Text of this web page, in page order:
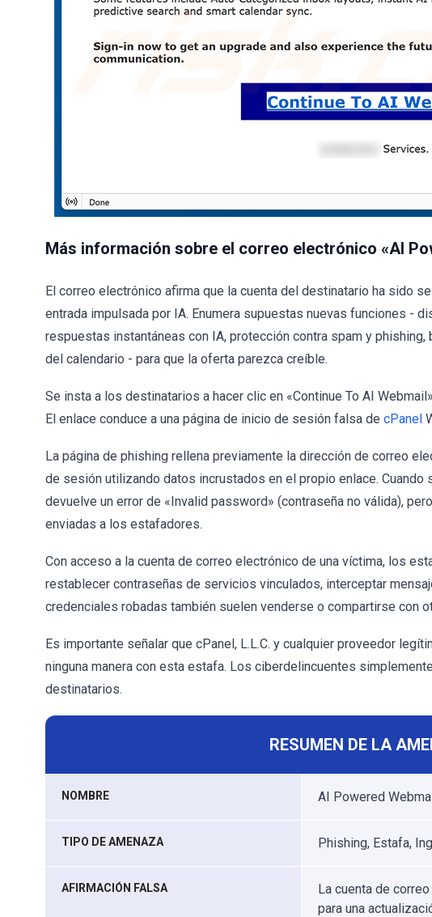
Más información sobre el correo electrónico «AI
El correo electrónico afirma que la cuenta del destinatario ha sido
entrada impulsada por IA. Enumera supuestas nuevas funciones -
respuestas instantáneas con IA, protección contra spam y
del calendario - para que la oferta parezca creíble.
Se insta a los destinatarios a hacer clic en «Continue To AI
El enlace conduce a una página de inicio de sesión falsa de cPanel
La página de phishing rellena previamente la dirección de correo
de sesión utilizando datos incrustados en el propio enlace. Cuando
devuelve un error de «Invalid password» (contraseña no válida),
enviadas a los estafadores.
Con acceso a la cuenta de correo electrónico de una víctima, los
restablecer contraseñas de servicios vinculados, interceptar
credenciales robadas también suelen venderse o compartirse con
Es importante señalar que cPanel, L.L.C. y cualquier proveedor
ninguna manera con esta estafa. Los ciberdelincuentes
destinatarios.
RESUMEN DE LA
NOMBRE AI Powered
TIPO DE AMENAZA Phishing, Estafa,
AFIRMACIÓN FALSA
La cuenta de
para una